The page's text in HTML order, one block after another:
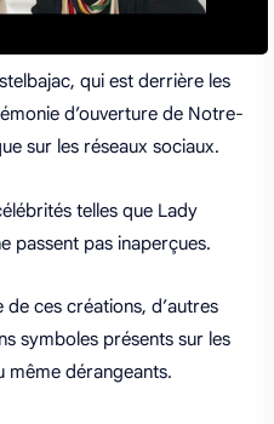
qui est derrière les
d’ouverture de Notre-
sur les réseaux sociaux.
telles que Lady
passent pas inaperçues.
de ces créations, d’autres
symboles présents sur les
dérangeants.